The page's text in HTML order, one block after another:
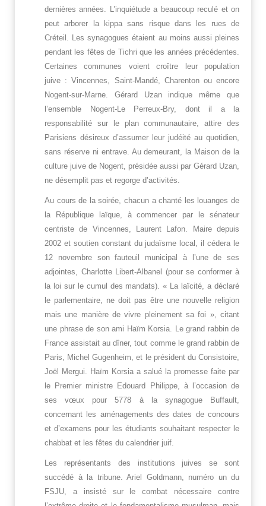
dernières années. L’inquiétude a beaucoup reculé et on
peut arborer la kippa sans risque dans les rues de
Créteil. Les synagogues étaient au moins aussi pleines
pendant les fêtes de Tichri que les années précédentes.
Certaines communes voient croître leur population
juive : Vincennes, Saint-Mandé, Charenton ou encore
Nogent-sur-Marne. Gérard Uzan indique même que
l’ensemble Nogent-Le Perreux-Bry, dont il a la
responsabilité sur le plan communautaire, attire des
Parisiens désireux d’assumer leur judéité au quotidien,
sans réserve ni entrave. Au demeurant, la Maison de la
culture juive de Nogent, présidée aussi par Gérard Uzan,
ne désemplit pas et regorge d’activités.
Au cours de la soirée, chacun a chanté les louanges de
la République laïque, à commencer par le sénateur
centriste de Vincennes, Laurent Lafon. Maire depuis
2002 et soutien constant du judaïsme local, il cédera le
12 novembre son fauteuil municipal à l’une de ses
adjointes, Charlotte Libert-Albanel (pour se conformer à
la loi sur le cumul des mandats). « La laïcité, a déclaré
le parlementaire, ne doit pas être une nouvelle religion
mais une manière de vivre pleinement sa foi », citant
une phrase de son ami Haïm Korsia. Le grand rabbin de
France assistait au dîner, tout comme le grand rabbin de
Paris, Michel Gugenheim, et le président du Consistoire,
Joël Mergui. Haïm Korsia a salué la promesse faite par
le Premier ministre Edouard Philippe, à l’occasion de
ses vœux pour 5778 à la synagogue Buffault,
concernant les aménagements des dates de concours
et d’examens pour les étudiants souhaitant respecter le
chabbat et les fêtes du calendrier juif.
Les représentants des institutions juives se sont
succédé à la tribune. Ariel Goldmann, numéro un du
FSJU, a insisté sur le combat nécessaire contre